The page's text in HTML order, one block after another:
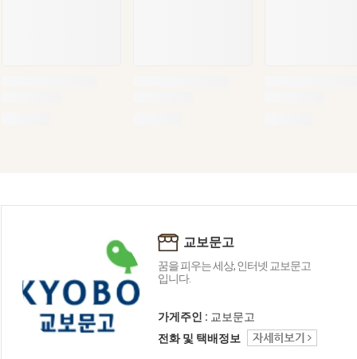
교보문고
꿈을 피우는 세상, 인터넷 교보문고
입니다.
가게주인 : 교보문고
전화 및 택배정보